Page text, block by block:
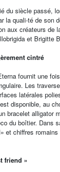
du siècle passé,
la quali-té de son
aux créateurs
et Brigitte
cintré
fournit une
Les
latérales
disponible, au
bracelet alligator
du boîtier. Dans
et chiffres
friend »